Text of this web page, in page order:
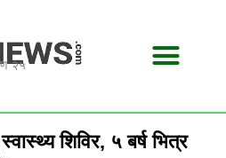
२५
शिविर, ५ बर्ष भित्र